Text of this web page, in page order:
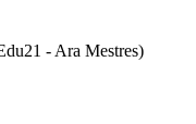
- Ara Mestres)